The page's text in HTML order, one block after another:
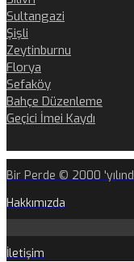
Sultangazi
Şişli
Zeytinburnu
Florya
Sefaköy
Bahçe Düzenleme
Geçici İmei Kaydı
Bir Perde © 2000
Hakkımızda
İletişim